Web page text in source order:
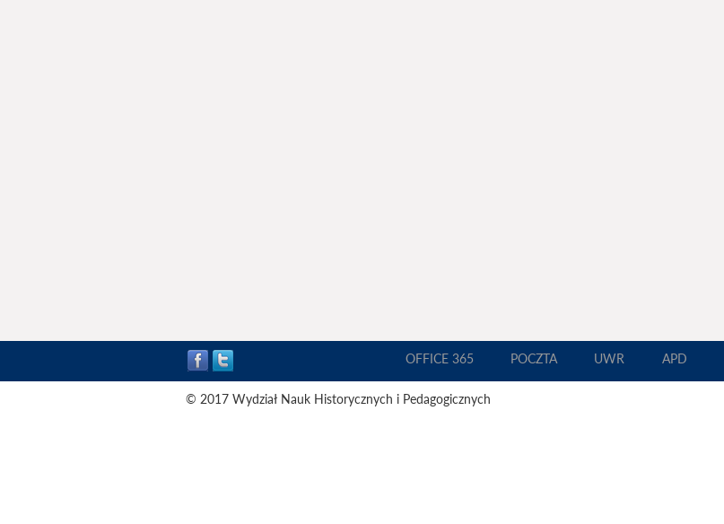
OFFICE 365 POCZTA UWR APD
© 2017 Wydział Nauk Historycznych i Pedagogicznych